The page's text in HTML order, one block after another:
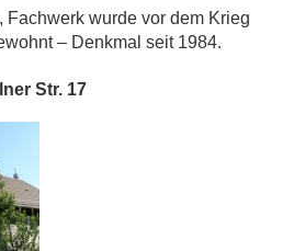
Fachwerk wurde vor dem Krieg
– Denkmal seit 1984.
Str. 17